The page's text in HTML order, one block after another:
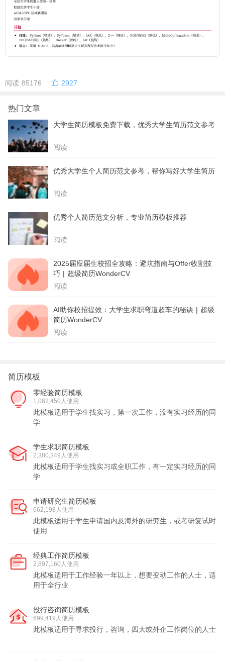
阅读 85176 2927
热门文章
大学生简历模板免费下载，优秀大学生简历范文参考
阅读
优秀大学生个人简历范文参考，帮你写好大学生简历
阅读
优秀个人简历范文分析，专业简历模板推荐
阅读
2025届应届生校招全攻略：避坑指南与Offer收割技
巧 | 超级简历WonderCV
阅读
AI助你校招提效：大学生求职弯道超车的秘诀 | 超级
简历WonderCV
阅读
简历模板
零经验简历模板
1,082,450人使用
此模板适用于学生找实习，第一次工作，没有实习经历的同
学
学生求职简历模板
2,380,349人使用
此模板适用于学生找实习或全职工作，有一定实习经历的同
学
申请研究生简历模板
662,198人使用
此模板适用于学生申请国内及海外的研究生，或考研复试时
使用
经典工作简历模板
2,897,160人使用
此模板适用于工作经验一年以上，想要变动工作的人士，适
用于全行业
投行咨询简历模板
699,419人使用
此模板适用于寻求投行，咨询，四大或外企工作岗位的人士